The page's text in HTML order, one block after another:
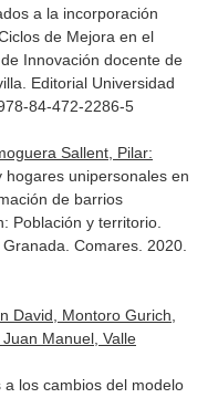
a la incorporación
de Mejora en el
Innovación docente de
Editorial Universidad
84-472-2286-5
Sallent, Pilar:
hogares unipersonales en
de barrios
Población y territorio.
. Granada. Comares. 2020.
David, Montoro Gurich,
Manuel, Valle
los cambios del modelo